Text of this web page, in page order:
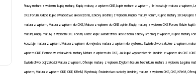
Frazy matura z wpisem, kupię maturę, Kupię maturę z wpisem CKE, kupie mature z wpisem , ile kosztuje matura z wpisem,
CKE Forum, Gdzie kupić świadectwo ukończenia, szkoły średniej z wpisem, Kupno matury Forum, Kupno matury
matura z wpisem, Matura z wpisem do CKE, Matura z wpisem do CKE opinie, Kupię maturę z wpisem CKE Forum, Gdzie
matury, Kupię maturę z wpisem CKE Forum, Gdzie kupić świadectwo ukończenia szkoły średniej z wpisem, Kupno matury
kosztuje matura z wpisem, Matura z wpisem do rejestru matura z wpisem do systemu, Świadectwo szkolne z wpisem,
wpisem CKE, Pomoc w załatwieniu matury Matura z wpisem do CKE, Jak kupić wykształcenie średnie z wpisem do CKE i
Świadectwo dojrzałości Matura z wpisem, Oferuje maturę z wpisem, Dyplom liceum, technikum, matura z wpisem, Legalna
wpisem, Matura z wpisem OKE, CKE, KReM, Wystawię Świadectwo szkoły średniej, mature z wpisem OKE, CKE, KReM,